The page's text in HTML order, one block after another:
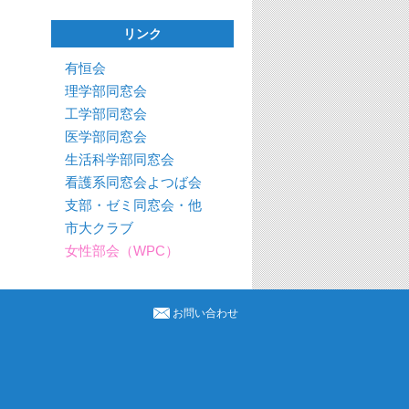
リンク
有恒会
理学部同窓会
工学部同窓会
医学部同窓会
生活科学部同窓会
看護系同窓会よつば会
支部・ゼミ同窓会・他
市大クラブ
女性部会（WPC）
お問い合わせ